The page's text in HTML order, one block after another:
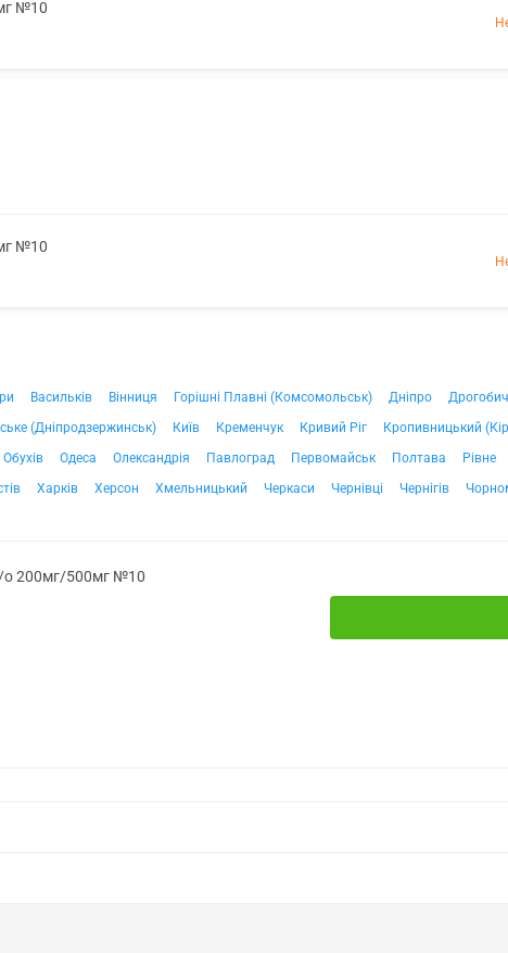
№10
№10
Васильків Вінниця Горішні Плавні (Комсомольськ) Дніпро Дрогобич
(Дніпродзержинськ) Київ Кременчук Кривий Ріг Кропивницький
Обухів Одеса Олександрія Павлоград Первомайськ Полтава Рівне
Харків Херсон Хмельницький Черкаси Чернівці Чернігів
200мг/500мг №10